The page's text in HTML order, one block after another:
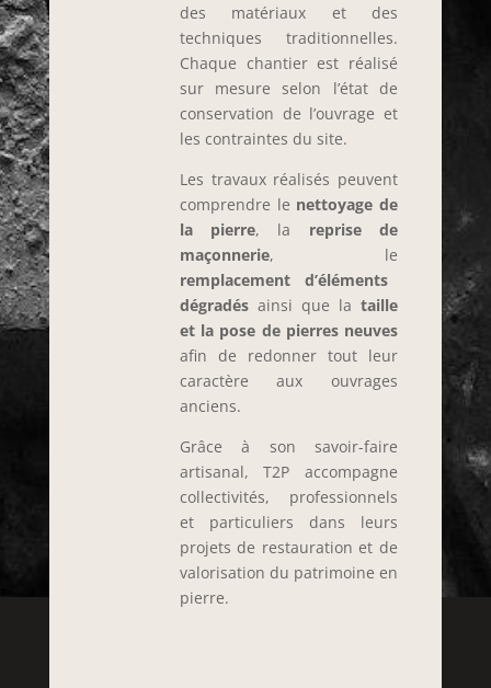
des matériaux et des
techniques traditionnelles.
Chaque chantier est réalisé
sur mesure selon l’état de
conservation de l’ouvrage et
les contraintes du site.
Les travaux réalisés peuvent
comprendre le nettoyage de
la pierre, la reprise de
maçonnerie, le
remplacement d’éléments
dégradésainsi que la taille
et la pose de pierres neuves
afin de redonner tout leur
caractère aux ouvrages
anciens.
Grâce à son savoir-faire
artisanal, T2P accompagne
collectivités, professionnels
et particuliers dans leurs
projets de restauration et de
valorisation du patrimoine en
pierre.